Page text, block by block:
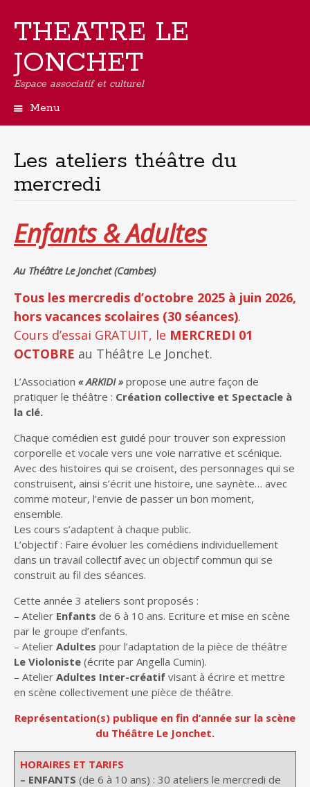
THEATRE LE
JONCHET
Espace associatif et culturel
Menu
principal
Les ateliers théâtre du
mercredi
Enfants & Adultes
Au Théâtre Le Jonchet (Cambes)
Tous les mercredis d’octobre 2025 à juin 2026,
hors vacances scolaires (30 séances).
Cours d’essai GRATUIT, le MERCREDI 01
OCTOBRE au Théâtre Le Jonchet.
L’Association « ARKIDI » propose une autre façon de
pratiquer le théâtre : Création collective et Spectacle à
la clé.
Chaque comédien est guidé pour trouver son expression
corporelle et vocale vers une voie narrative et scénique.
Avec des histoires qui se croisent, des personnages qui se
construisent, ainsi s’écrit une histoire, une saynète… avec
comme moteur, l’envie de passer un bon moment,
ensemble.
Les cours s’adaptent à chaque public.
L’objectif : Faire évoluer les comédiens individuellement
dans un travail collectif avec un objectif commun qui se
construit au fil des séances.
Cette année 3 ateliers sont proposés :
– Atelier Enfants de 6 à 10 ans. Ecriture et mise en scène
par le groupe d’enfants.
– Atelier Adultes pour l’adaptation de la pièce de théâtre
Le Violoniste (écrite par Angella Cumin).
– Atelier Adultes Inter-créatif visant à écrire et mettre
en scène collectivement une pièce de théâtre.
Représentation(s) publique en fin d’année sur la scène
du Théâtre Le Jonchet.
HORAIRES ET TARIFS
– ENFANTS (de 6 à 10 ans) : 30 ateliers le mercredi de